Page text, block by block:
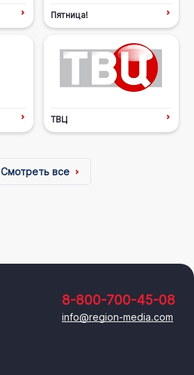
Пятница!
ТВЦ
Смотреть все
8-800-700-45-08
info@region-media.com